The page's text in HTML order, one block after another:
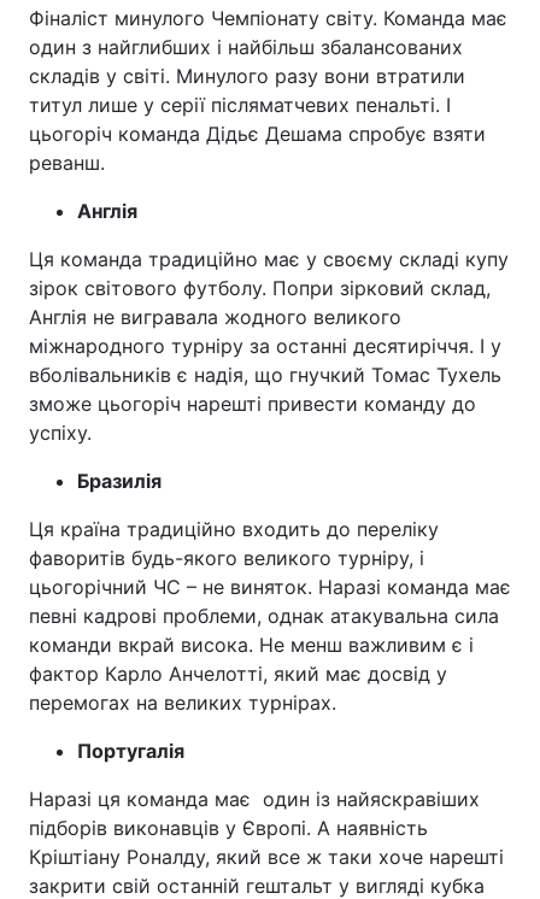
Фіналіст минулого Чемпіонату світу. Команда має
один з найглибших і найбільш збалансованих
складів у світі. Минулого разу вони втратили
титул лише у серії післяматчевих пенальті. І
цьогоріч команда Дідьє Дешама спробує взяти
реванш.
Англія
Ця команда традиційно має у своєму складі купу
зірок світового футболу. Попри зірковий склад,
Англія не вигравала жодного великого
міжнародного турніру за останні десятиріччя. І у
вболівальників є надія, що гнучкий Томас Тухель
зможе цьогоріч нарешті привести команду до
успіху.
Бразилія
Ця країна традиційно входить до переліку
фаворитів будь-якого великого турніру, і
цьогорічний ЧС – не виняток. Наразі команда має
певні кадрові проблеми, однак атакувальна сила
команди вкрай висока. Не менш важливим є і
фактор Карло Анчелотті, який має досвід у
перемогах на великих турнірах.
Португалія
Наразі ця команда має один із найяскравіших
підборів виконавців у Європі. А наявність
Кріштіану Роналду, який все ж таки хоче нарешті
закрити свій останній гештальт у вигляді кубка